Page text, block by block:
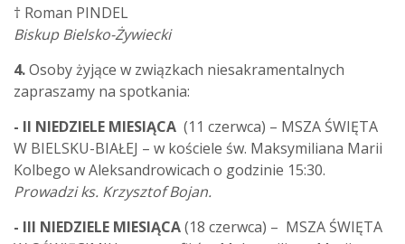
† Roman PINDEL
Biskup Bielsko-Żywiecki
4.Osoby żyjące w związkach niesakramentalnych
zapraszamy na spotkania:
- II NIEDZIELE MIESIĄCA (11 czerwca) – MSZA ŚWIĘTA
W BIELSKU-BIAŁEJ – w kościele św. Maksymiliana Marii
Kolbego w Aleksandrowicach o godzinie 15:30.
Prowadzi ks. Krzysztof Bojan.
- III NIEDZIELE MIESIĄCA(18 czerwca) – MSZA ŚWIĘTA